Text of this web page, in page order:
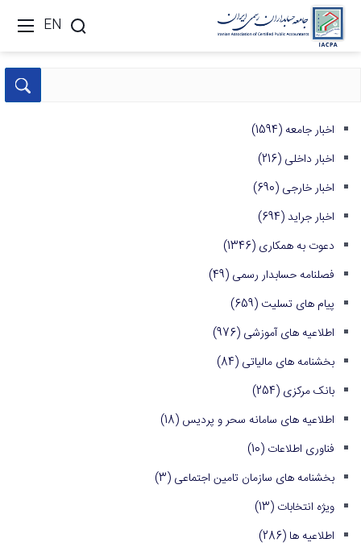
EN
اخبار جامعه (1594)
اخبار داخلی (216)
اخبار خارجی (690)
اخبار جراید(694)
دعوت به همکاری (1346)
فصلنامه حسابدار رسمی (49)
پیام های تسلیت (659)
اطلاعیه های آموزشی (976)
بخشنامه های مالیاتی (84)
بانک مرکزی (254)
اطلاعیه های سامانه سحر و پردیس (18)
فناوری اطلاعات (10)
بخشنامه های سازمان تامین اجتماعی (3)
ویژه انتخابات (13)
اطلاعیه ها (286)